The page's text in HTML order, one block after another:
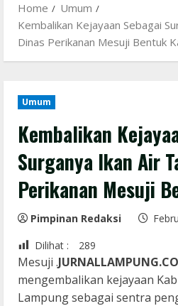
Home
Umum
Kembalikan Kejayaan Sebagai
Dinas Perikanan Mesuji Bentuk
Umum
Kembalikan
Surganya Ikan Air
Perikanan Mesuji
Pimpinan Redaksi
Dilihat :
289
Mesuji .
mengembalikan kejayaan
Lampung sebagai sentra